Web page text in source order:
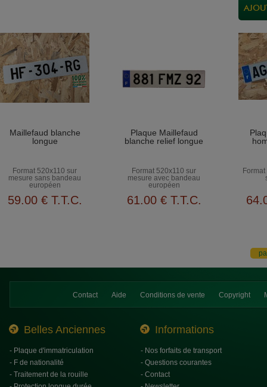
Maillefaud blanche
longue
Format 520x110 sur
mesure sans bandeau
européen
59.00 € T.T.C.
Plaque Maillefaud
blanche relief longue
Format 520x110 sur
mesure avec bandeau
européen
61.00 € T.T.C. 64
Contact Aide Conditions de vente Copyright
Belles Anciennes Informations
- Plaque d'immatriculation
- F de nationalité
- Traitement de la rouille
- Nos forfaits de transport
- Questions courantes
- Contact